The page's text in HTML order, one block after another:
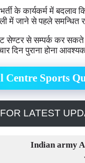
के कार्यकर्म में बदलाव
में जाने से पहले
सेण्टर से सम्पर्क कर
दिन पुराना होना
Centre Sports
LATEST
Indian army